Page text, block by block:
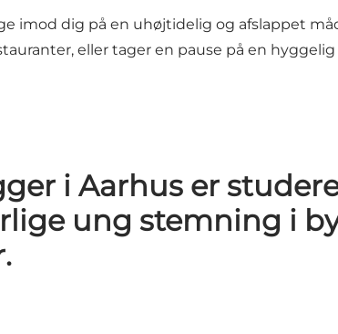
imod dig på en uhøjtidelig og afslappet
eller tager en pause på en hyggelig
i Aarhus er
ung stemning i